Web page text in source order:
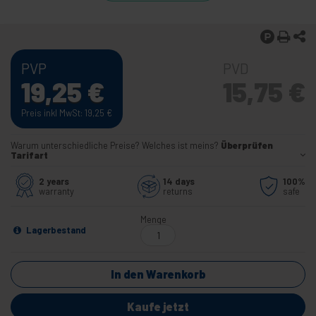
PVP
19,25 €
Preis inkl MwSt: 19,25 €
Warum unterschiedliche Preise? Welches ist meins? Überprüfen
Tarifart
2 years
warranty
14 days
returns
100%
safe
Lagerbestand
Menge
In den Warenkorb
Kaufe jetzt